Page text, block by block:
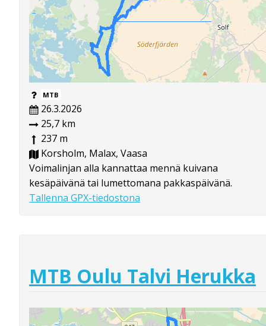
MTB
26.3.2026
25,7 km
237 m
Korsholm, Malax, Vaasa
Voimalinjan alla kannattaa mennä kuivana
kesäpäivänä tai lumettomana pakkaspäivänä.
Tallenna GPX-tiedostona
MTB Oulu Talvi Herukka